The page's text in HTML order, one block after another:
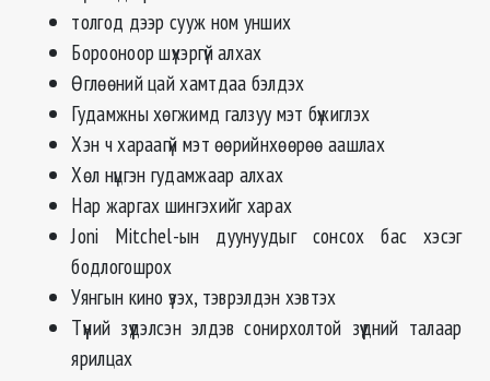
толгод дээр сууж ном унших
Борооноор шүхэргүй алхах
Өглөөний цай хамтдаа бэлдэх
Гудамжны хөгжимд галзуу мэт бүжиглэх
Хэн ч хараагүй мэт өөрийнхөөрөө аашлах
Хөл нүцгэн гудамжаар алхах
Нар жаргах шингэхийг харах
Joni Mitchel-ын дуунуудыг сонсох бас хэсэг
бодлогошрох
Уянгын кино үзэх, тэврэлдэн хэвтэх
Түүний зүүдэлсэн элдэв сонирхолтой зүүдний талаар
ярилцах